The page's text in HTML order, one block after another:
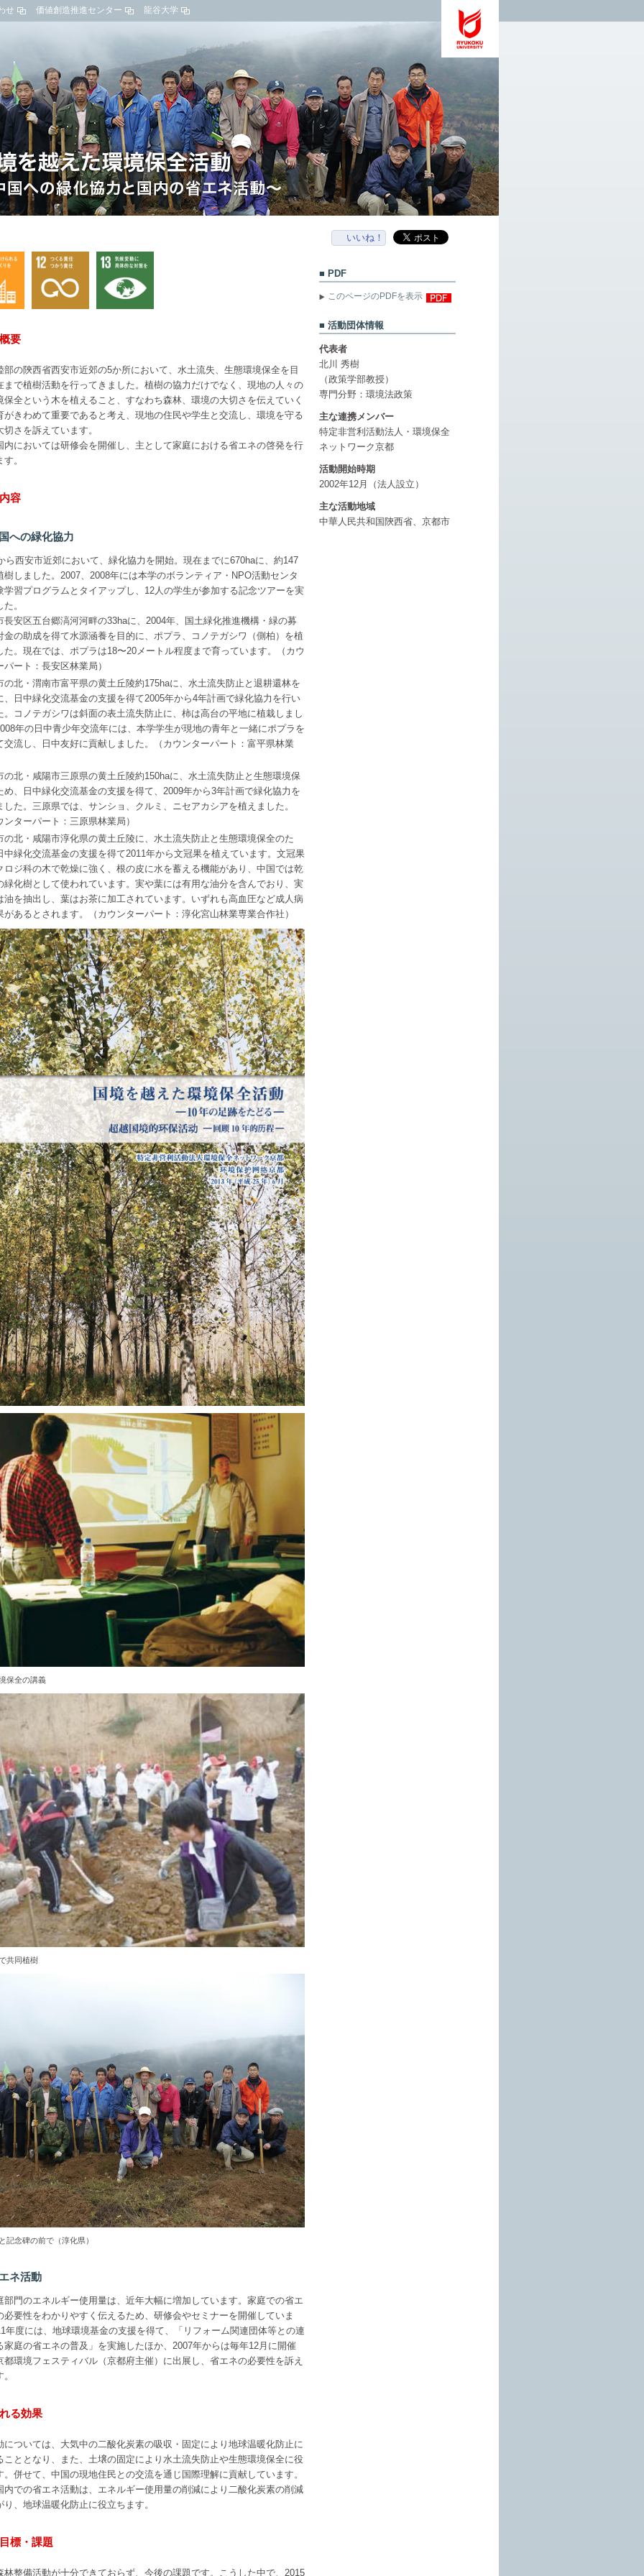
せ 価値創造推進センター 龍谷大学
いいね！
要
部の陝西省西安市近郊の5か所において、水土流失、生態環境保全を目
まで植樹活動を行ってきました。植樹の協力だけでなく、現地の人々の
保全という木を植えること、すなわち森林、環境の大切さを伝えていく
がきわめて重要であると考え、現地の住民や学生と交流し、環境を守る
切さを訴えています。
内においては研修会を開催し、主として家庭における省エネの啓発を行
。
容
への緑化協力
ら西安市近郊において、緑化協力を開始。現在までに670haに、約147
樹しました。2007、2008年には本学のボランティア・NPO活動センタ
学習プログラムとタイアップし、12人の学生が参加する記念ツアーを実
。
長安区五台郷滈河河畔の33haに、2004年、国土緑化推進機構・緑の募
金の助成を得て水源涵養を目的に、ポプラ、コノテガシワ（側柏）を植
た。現在では、ポプラは18〜20メートル程度まで育っています。（カウ
パート：長安区林業局）
の北・渭南市富平県の黄土丘陵約175haに、水土流失防止と退耕還林を
、日中緑化交流基金の支援を得て2005年から4年計画で緑化協力を行い
。コノテガシワは斜面の表土流失防止に、柿は高台の平地に植栽しまし
年の日中青少年交流年には、本学学生が現地の青年と一緒にポプラを
交流し、日中友好に貢献しました。（カウンターパート：富平県林業
の北・咸陽市三原県の黄土丘陵約150haに、水土流失防止と生態環境保
め、日中緑化交流基金の支援を得て、2009年から3年計画で緑化協力を
した。三原県では、サンショ、クルミ、ニセアカシアを植えました。
ンターパート：三原県林業局）
の北・咸陽市淳化県の黄土丘陵に、水土流失防止と生態環境保全のた
中緑化交流基金の支援を得て2011年から文冠果を植えています。文冠果
ロジ科の木で乾燥に強く、根の皮に水を蓄える機能があり、中国では乾
緑化樹として使われています。実や葉には有用な油分を含んでおり、実
油を抽出し、葉はお茶に加工されています。いずれも高血圧など成人病
があるとされます。（カウンターパート：淳化宮山林業専業合作社）
保全の講義
共同植樹
記念碑の前で（淳化県）
ネ活動
部門のエネルギー使用量は、近年大幅に増加しています。家庭での省エ
必要性をわかりやすく伝えるため、研修会やセミナーを開催していま
年度には、地球環境基金の支援を得て、「リフォーム関連団体等との連
家庭の省エネの普及」を実施したほか、2007年からは毎年12月に開催
都環境フェスティバル（京都府主催）に出展し、省エネの必要性を訴え
る効果
については、大気中の二酸化炭素の吸収・固定により地球温暖化防止に
こととなり、また、土壌の固定により水土流失防止や生態環境保全に役
。併せて、中国の現地住民との交流を通じ国際理解に貢献しています。
内での省エネ活動は、エネルギー使用量の削減により二酸化炭素の削減
り、地球温暖化防止に役立ちます。
標・課題
林整備活動が十分できておらず、今後の課題です。こうした中で、2015
PDF
このページのPDFを表示
活動団体情報
代表者
北川 秀樹
（政策学部教授）
専門分野：環境法政策
主な連携メンバー
特定非営利活動法人・環境保全
ネットワーク京都
活動開始時期
2002年12月（法人設立）
主な活動地域
中華人民共和国陝西省、京都市